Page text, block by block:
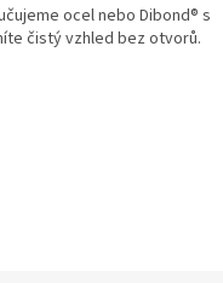
ocel nebo Dibond® s
čistý vzhled bez otvorů.